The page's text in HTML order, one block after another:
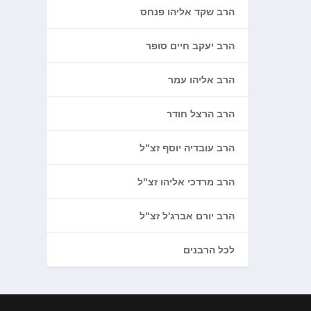
הרב שקד אליהו פנחס
הרב יעקב חיים סופר
הרב אליהו עמר
הרב הרצל חודר
הרב עובדיה יוסף זצ"ל
הרב מרדכי אליהו זצ"ל
הרב יורם אברג'ל זצ"ל
לכל הרבנים